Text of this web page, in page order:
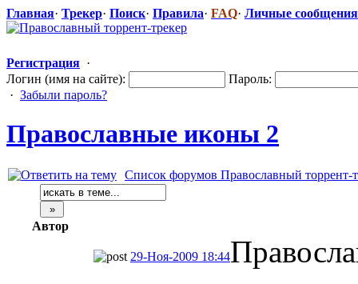
Главная· Трекер· Поиск· Правила· FAQ· Личные сообщения
Регистрация ·
Логин (имя на сайте):
Пароль:
· Забыли пароль?
Православные ​ иконы 2
Список форумов Православный торрент-
Автор
29-Ноя-2009 18:44